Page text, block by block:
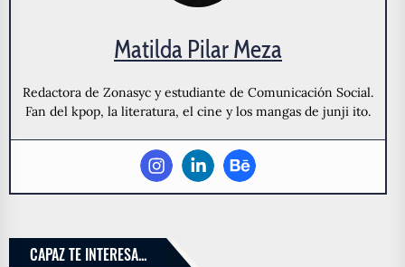
Matilda Pilar Meza
Redactora de Zonasyc y estudiante de Comunicación Social.
Fan del kpop, la literatura, el cine y los mangas de junji ito.
CAPAZ TE INTERESA...